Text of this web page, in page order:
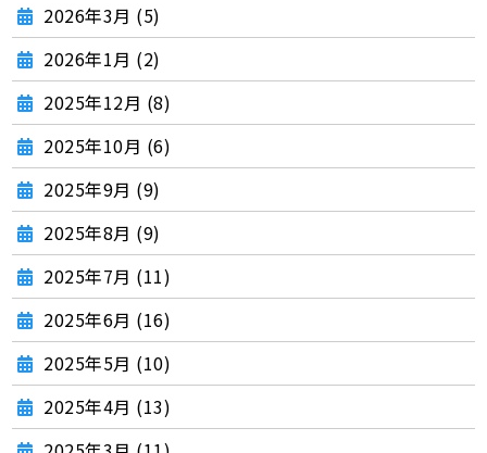
2026年3月 (5)
2026年1月 (2)
2025年12月 (8)
2025年10月 (6)
2025年9月 (9)
2025年8月 (9)
2025年7月 (11)
2025年6月 (16)
2025年5月 (10)
2025年4月 (13)